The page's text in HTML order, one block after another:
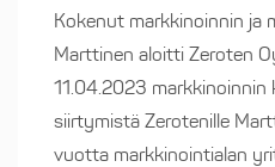
Kokenut markkinoinnin ja
Marttinen aloitti Zeroten
11.04.2023 markkinoinnin
siirtymistä Zerotenille
vuotta markkinointialan